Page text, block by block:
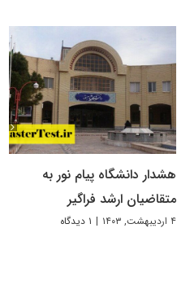
هشدار دانشگاه پیام نور به
متقاضیان ارشد فراگیر
۴ اردیبهشت, ۱۴۰۳ | ۱ دیدگاه